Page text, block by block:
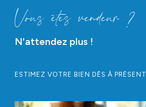
Vous êtes vendeur ?
N'attendez plus !
ESTIMEZ VOTRE BIEN DÈS À PRÉSENT